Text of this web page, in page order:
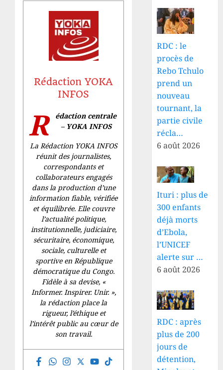
Rédaction YOKA
INFOS
R
édaction centrale
– YOKA INFOS
La Rédaction YOKA INFOS
réunit des journalistes,
correspondants et
collaborateurs engagés
dans la production d’une
information fiable, vérifiée
et équilibrée. Elle couvre
l’actualité politique,
institutionnelle, judiciaire,
sécuritaire, économique,
sociale, culturelle et
sportive en République
démocratique du Congo.
Fidèle à sa devise, «
Informer. Inspirer. Unir.»,
la rédaction place la
rigueur, l’éthique et
l’intérêt public au cœur de
son travail.
RDC : le
procès de
Rebo Tchulo
prend un
nouveau
tournant, la
partie civile
récla…
6 août 2026
Ituri : plus de
300 enfants
déjà morts
d’Ebola,
l’UNICEF
alerte sur …
6 août 2026
RDC : après
plus de 200
jours de
détention,